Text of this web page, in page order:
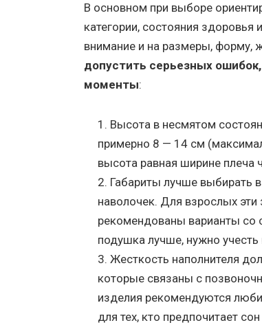
В основном при выборе
категории, состояния
внимание и на размеры, форму,
допустить серьезных
моменты:
Высота в несмятом
примерно 8 — 14 см
высота равная ширине плеча
Габариты лучше выбирать
наволочек. Для взрослых
рекомендованы варианты со
подушка лучше, нужно учесть
Жесткость наполнителя
которые связаны с
изделия рекомендуются
для тех, кто предпочитает